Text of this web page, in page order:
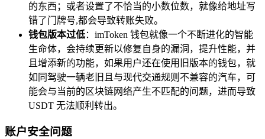
的东西；或者设置了不恰当的小数位数，就像给地址写
错了门牌号,都会导致转账失败。
钱包版本过低：imToken 钱包就像一个不断进化的智能
生命体，会持续更新以修复自身的漏洞，提升性能，并
且增添新的功能，如果用户还在使用旧版本的钱包，就
如同驾驶一辆老旧且与现代交通规则不兼容的汽车，可
能会与当前的区块链网络产生不匹配的问题，进而导致
USDT 无法顺利转出。
账户安全问题